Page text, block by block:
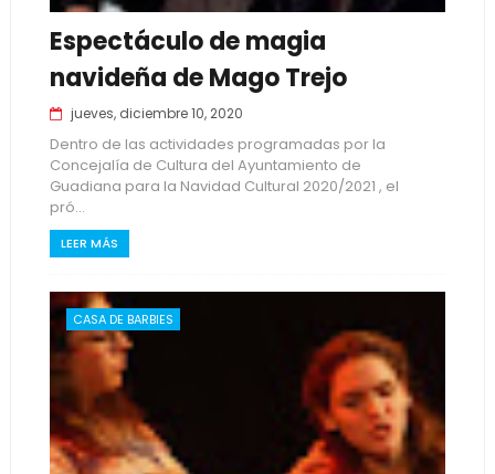
Espectáculo de magia
navideña de Mago Trejo
jueves, diciembre 10, 2020
Dentro de las actividades programadas por la
Concejalía de Cultura del Ayuntamiento de
Guadiana para la Navidad Cultural 2020/2021 , el
pró...
LEER MÁS
CASA DE BARBIES